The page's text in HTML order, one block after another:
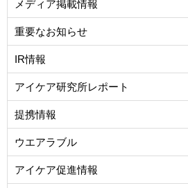
メディア掲載情報
重要なお知らせ
IR情報
アイケア研究所レポート
提携情報
ウエアラブル
アイケア促進情報